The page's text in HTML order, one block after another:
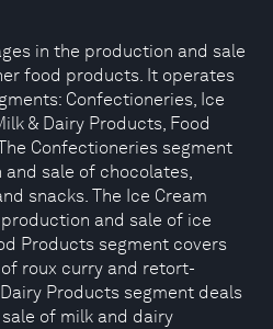
in the production and sale
food products. It operates
Confectioneries, Ice
& Dairy Products, Food
Confectioneries segment
sale of chocolates,
snacks. The Ice Cream
and sale of ice
Products segment covers
roux curry and retort-
Products segment deals
of milk and dairy